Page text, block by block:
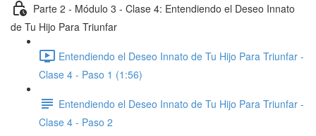
Parte 2 - Módulo 3 - Clase 4: Entendiendo el Deseo Innato
de Tu Hijo Para Triunfar
Entendiendo el Deseo Innato de Tu Hijo Para Triunfar -
Clase 4 - Paso 1 (1:56)
Entendiendo el Deseo Innato de Tu Hijo Para Triunfar -
Clase 4 - Paso 2